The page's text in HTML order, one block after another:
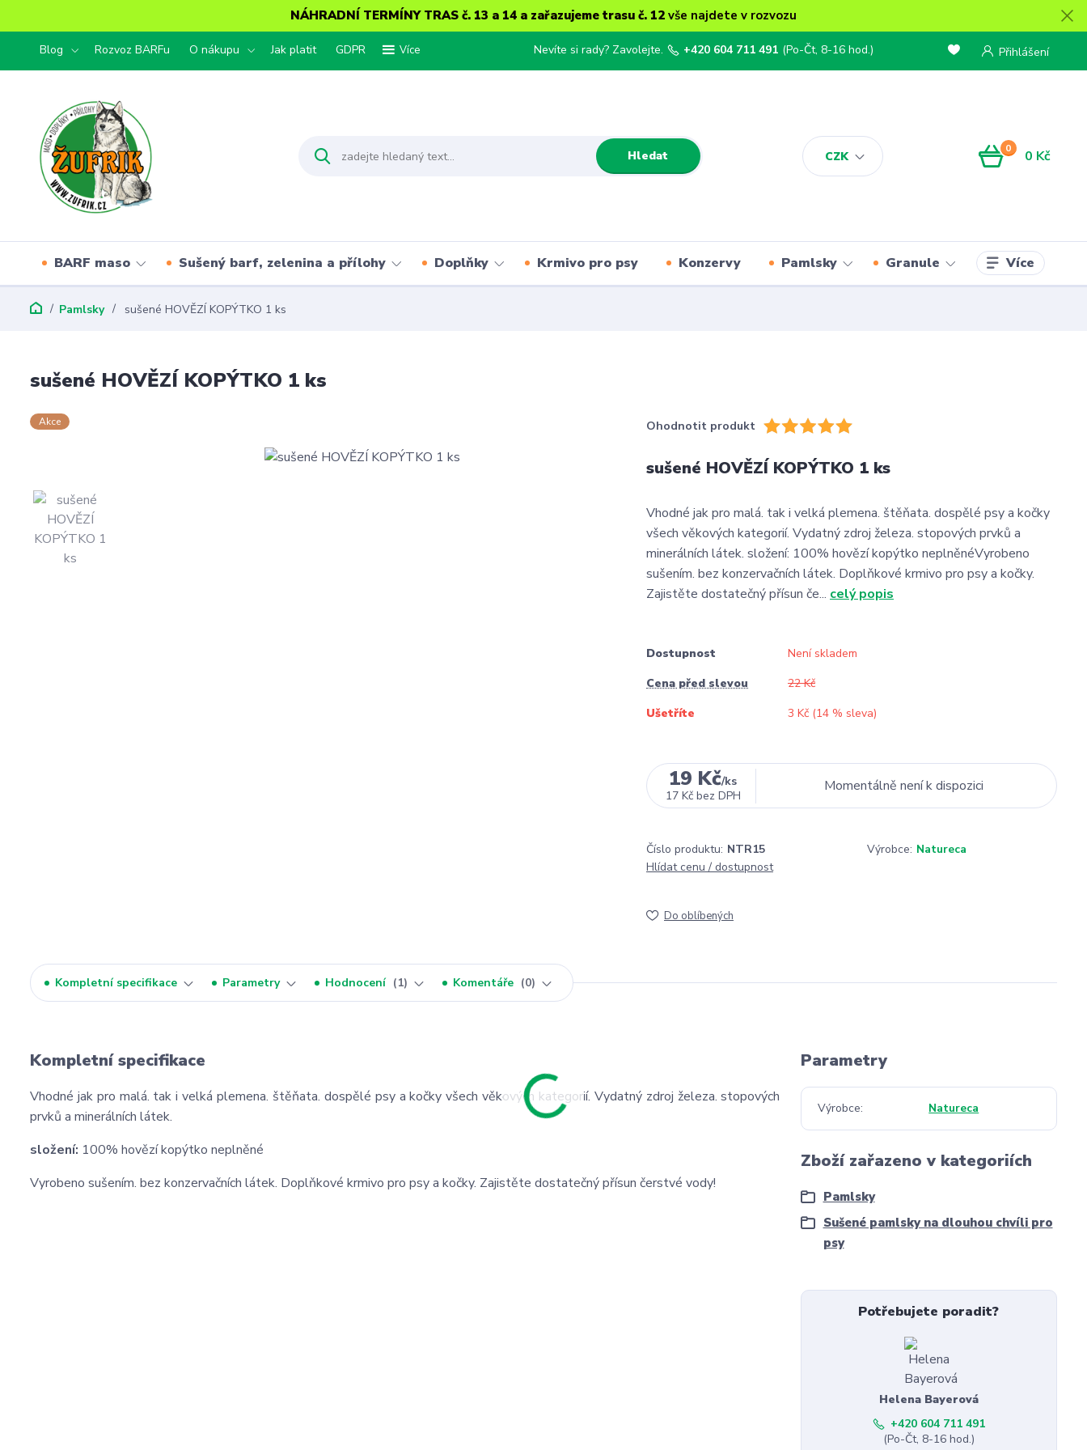
NÁHRADNÍ TERMÍNY TRAS č. 13 a 14 a zařazujeme trasu č. 12 vše najdete v rozvozu
Blog Rozvoz BARFu O nákupu Jak platit GDPR Více
CZK
Přihlášení
Hledat
Nevíte si rady? Zavolejte. +420 604 711 491 (Po-Čt, 8-16 hod.)
0 0 Kč
BARF maso Sušený barf, zelenina a přílohy Doplňky Krmivo pro psy Konzervy Pamlsky Granule Více
Pamlsky sušené HOVĚZÍ KOPÝTKO 1 ks
sušené HOVĚZÍ KOPÝTKO 1 ks
Akce Ohodnotit produkt
sušené HOVĚZÍ KOPÝTKO 1 ks
Vhodné jak pro malá. tak i velká plemena. štěňata. dospělé psy a kočky
všech věkových kategorií. Vydatný zdroj železa. stopových prvků a
minerálních látek. složení: 100% hovězí kopýtko neplněnéVyrobeno
sušením. bez konzervačních látek. Doplňkové krmivo pro psy a kočky.
Zajistěte dostatečný přísun če... celý popis
Dostupnost
Není skladem
Cena před slevou
22 Kč
Ušetříte
3 Kč (14 % sleva)
19 Kč/ks
17 Kč bez DPH
Momentálně není k dispozici
Číslo produktu: NTR15 Výrobce: Natureca
Hlídat cenu / dostupnost
Do oblíbených
Kompletní specifikace Parametry Hodnocení 1 Komentáře 0
Kompletní specifikace
Vhodné jak pro malá. tak i velká plemena. štěňata. dospělé psy a kočky všech věkových kategorií. Vydatný zdroj železa. stopových
prvků a minerálních látek.
složení: 100% hovězí kopýtko neplněné
Vyrobeno sušením. bez konzervačních látek. Doplňkové krmivo pro psy a kočky. Zajistěte dostatečný přísun čerstvé vody!
Parametry
Výrobce Natureca
Zboží zařazeno v kategoriích
Pamlsky
Sušené pamlsky na dlouhou chvíli pro
psy
Potřebujete poradit?
Helena Bayerová
+420 604 711 491
(Po-Čt, 8-16 hod.)